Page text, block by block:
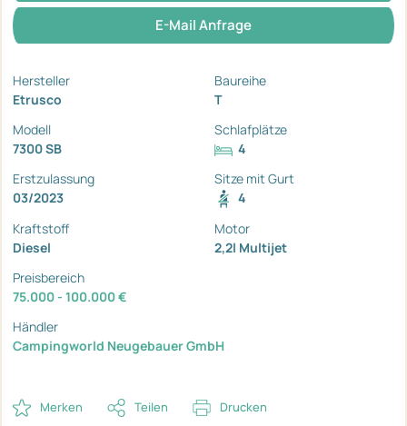
E-Mail Anfrage
Hersteller
Etrusco
Baureihe
T
Modell
7300 SB
Schlafplätze
4
Erstzulassung
03/2023
Sitze mit Gurt
4
Kraftstoff
Diesel
Motor
2,2l Multijet
Preisbereich
75.000 - 100.000 €
Händler
Campingworld Neugebauer GmbH
Merken Teilen Drucken